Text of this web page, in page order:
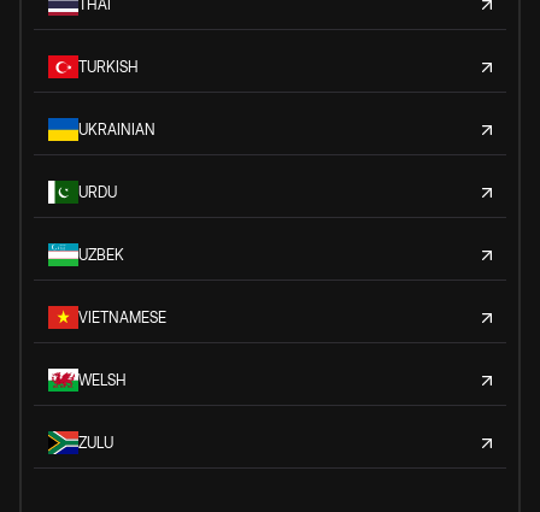
THAI
TURKISH
UKRAINIAN
URDU
UZBEK
VIETNAMESE
WELSH
ZULU